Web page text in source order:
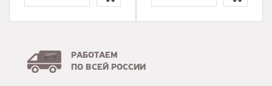
РАБОТАЕМ
ПО ВСЕЙ РОССИИ